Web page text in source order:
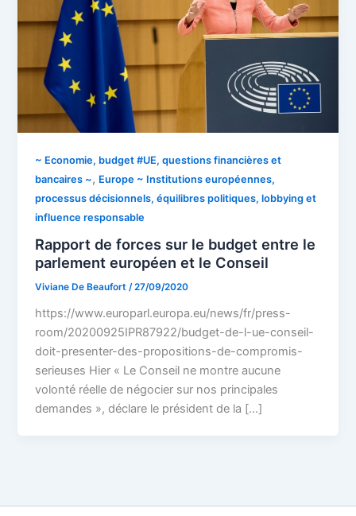
~ Economie, budget #UE, questions financières et
bancaires ~, Europe ~ Institutions européennes,
processus décisionnels, équilibres politiques, lobbying et
influence responsable
Rapport de forces sur le budget entre le
parlement européen et le Conseil
Viviane De Beaufort/27/09/2020
https://www.europarl.europa.eu/news/fr/press-
room/20200925IPR87922/budget-de-l-ue-conseil-
doit-presenter-des-propositions-de-compromis-
serieuses Hier « Le Conseil ne montre aucune
volonté réelle de négocier sur nos principales
demandes », déclare le président de la […]